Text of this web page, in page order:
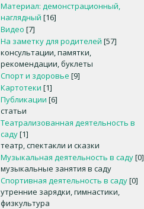
Материал: демонстрационный,
наглядный [16]
Видео [7]
На заметку для родителей [57]
консультации, памятки,
рекомендации, буклеты
Спорт и здоровье [9]
Картотеки [1]
Публикации [6]
статьи
Театрализованная деятельность в
саду[1]
театр, спектакли и сказки
Музыкальная деятельность в саду[0]
музыкальные занятия в саду
Спортивная деятельность в саду[0]
утренние зарядки, гимнастики,
физкультура